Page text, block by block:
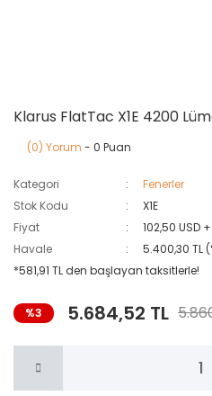
Klarus FlatTac X1E 4200
(0) Yorum - 0 Puan
Kategori
Fenerler
Stok Kodu
X1E
Fiyat
102,50 USD
Havale
5.400,30 TL
*581,91 TL den başlayan taksitlerle!
%3 5.684,52 TL